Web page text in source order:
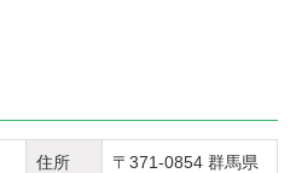
住所
〒371-0854 群馬県